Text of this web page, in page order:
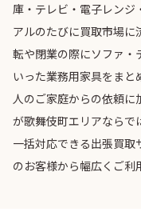
庫・テレビ・電子レンジ
アルのたびに買取市場
転や閉業の際にソファ・
いった業務用家具をま
人のご家庭からの依頼に
が歌舞伎町エリアならで
一括対応できる出張買
のお客様から幅広くご利